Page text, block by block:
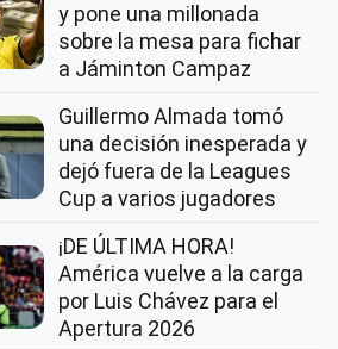
y pone una millonada
sobre la mesa para fichar
a Jáminton Campaz
Guillermo Almada tomó
una decisión inesperada y
dejó fuera de la Leagues
Cup a varios jugadores
¡DE ÚLTIMA HORA!
América vuelve a la carga
por Luis Chávez para el
Apertura 2026